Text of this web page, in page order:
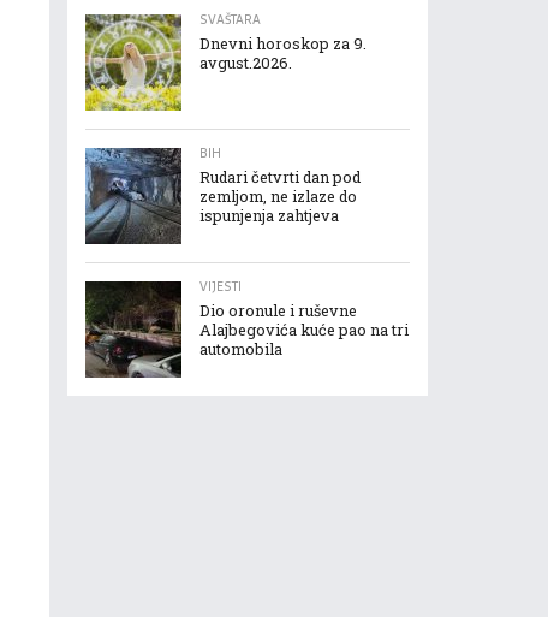
SVAŠTARA
Dnevni horoskop za 9.
avgust.2026.
BIH
Rudari četvrti dan pod
zemljom, ne izlaze do
ispunjenja zahtjeva
VIJESTI
Dio oronule i ruševne
Alajbegovića kuće pao na tri
automobila